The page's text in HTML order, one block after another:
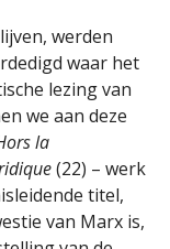
werden
waar het
lezing van
we aan deze
la
(22) – werk
titel,
van Marx is,